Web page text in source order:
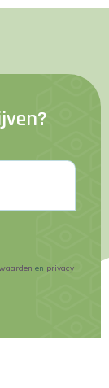
en privacy